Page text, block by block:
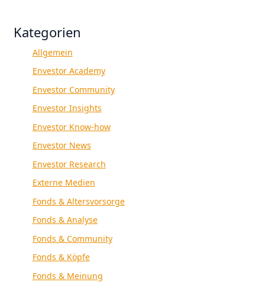
Kategorien
Allgemein
Envestor Academy
Envestor Community
Envestor Insights
Envestor Know-how
Envestor News
Envestor Research
Externe Medien
Fonds & Altersvorsorge
Fonds & Analyse
Fonds & Community
Fonds & Köpfe
Fonds & Meinung